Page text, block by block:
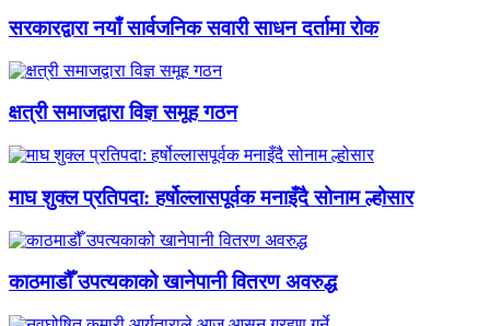
सरकारद्वारा नयाँ सार्वजनिक सवारी साधन दर्तामा रोक
क्षत्री समाजद्वारा विज्ञ समूह गठन
माघ शुक्ल प्रतिपदा: हर्षोल्लासपूर्वक मनाइँदै सोनाम ल्होसार
काठमाडौँ उपत्यकाको खानेपानी वितरण अवरुद्ध